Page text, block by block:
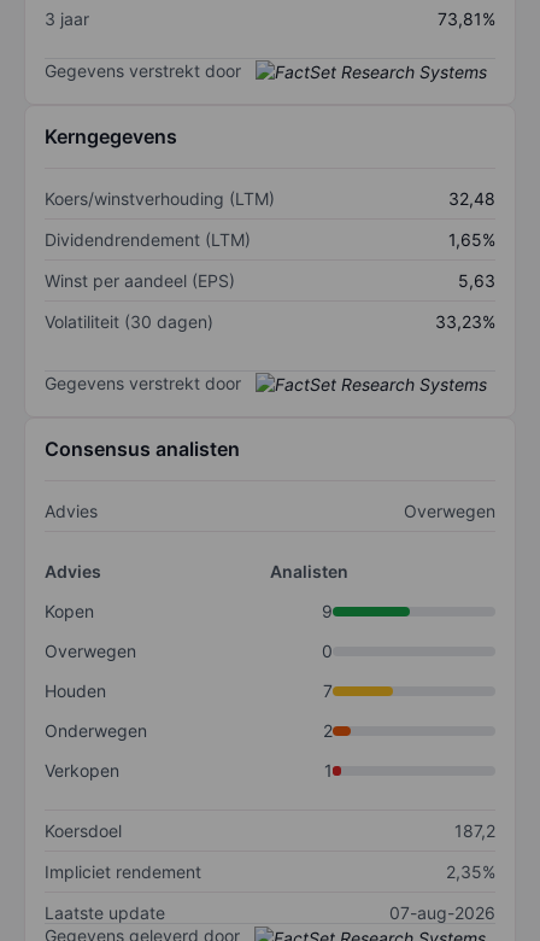
3 jaar
73,81%
Gegevens verstrekt door
Kerngegevens
Koers/winstverhouding (LTM)
32,48
Dividendrendement (LTM)
1,65%
Winst per aandeel (EPS)
5,63
Volatiliteit (30 dagen)
33,23%
Gegevens verstrekt door
Consensus analisten
Advies Overwegen
Advies
Analisten
Kopen
9
Overwegen
0
Houden
7
Onderwegen
2
Verkopen
1
Koersdoel
187,2
Impliciet rendement
2,35%
Laatste update
07-aug-2026
Gegevens geleverd door